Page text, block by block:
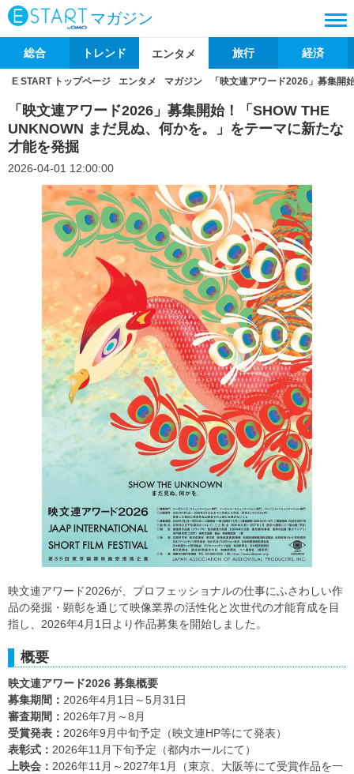
マガジン
総合 トレンド エンタメ 旅行 経済
E START トップページ エンタメ マガジン 「映文連アワード2026」募集
「映文連アワード2026」募集開始！「SHOW THE
UNKNOWN まだ見ぬ、何かを。」をテーマに新たな
才能を発掘
2026-04-01 12:00:00
映文連アワード2026が、プロフェッショナルの仕事にふさわしい作
品の発掘・顕彰を通じて映像業界の活性化と次世代の才能育成を目
指し、2026年4月1日より作品募集を開始しました。
概要
映文連アワード2026 募集概要
募集期間： 2026年4月1日～5月31日
審査期間： 2026年7月～8月
受賞発表： 2026年9月中旬予定（映文連HP等にて発表）
表彰式： 2026年11月下旬予定（都内ホールにて）
上映会： 2026年11月～2027年1月（東京、大阪等にて受賞作品を一